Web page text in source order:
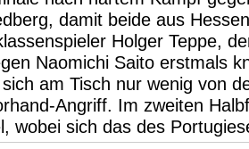
damit beide aus
Holger Teppe,
Naomichi Saito erstmals
am Tisch nur wenig von
Angriff. Im zweiten
wobei sich das des